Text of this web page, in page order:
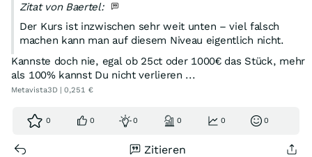
Zitat von Baertel:
Der Kurs ist inzwischen sehr weit unten – viel falsch
machen kann man auf diesem Niveau eigentlich nicht.
Kannste doch nie, egal ob 25ct oder 1000€ das Stück, mehr
als 100% kannst Du nicht verlieren ...
Metavista3D | 0,251 €
0 0 0 0 0 0
Zitieren